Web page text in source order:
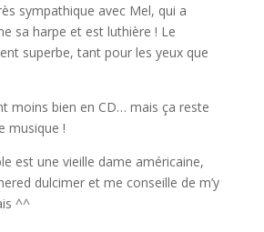
sympathique avec Mel, qui a
sa harpe et est luthière ! Le
superbe, tant pour les yeux que
moins bien en CD… mais ça reste
musique !
est une vieille dame américaine,
dulcimer et me conseille de m’y
^^